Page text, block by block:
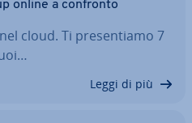
online a confronto
cloud. Ti pre­sen­tia­mo 7
Leggi di più